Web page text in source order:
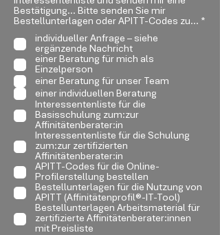
Bestätigung... Bitte senden Sie mir
Bestellunterlagen oder APITT-Codes zu... *P
individueller Anfrage – siehe
ergänzende Nachricht
einer Beratung für mich als
Einzelperson
einer Beratung für unser Team
einer individuellen Beratung
Interessentenliste für die
Basisschulung zum:zur
Affinitätenberater:in
Interessentenliste für die Schulung
zum:zur zertifizierten
Affinitätenberater:in
APITT-Codes für die Online-
Profilerstellung bestellen
Bestellunterlagen für die Nutzung von
APITT (Affinitätenprofil®-IT-Tool)
Bestellunterlagen Arbeitsmaterial für
zertifizierte Affinitätenberater:innen
mit Preisliste